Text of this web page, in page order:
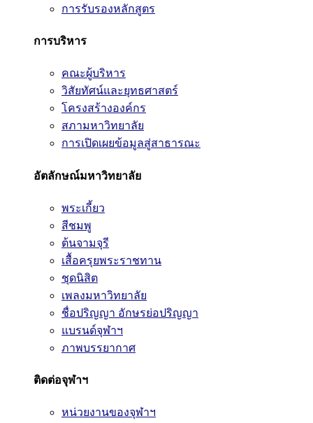
การรับรองหลักสูตร
การบริหาร
คณะผู้บริหาร
วิสัยทัศน์และยุทธศาสตร์
โครงสร้างองค์กร
สภามหาวิทยาลัย
การเปิดเผยข้อมูลสู่สาธารณะ
อัตลักษณ์มหาวิทยาลัย
พระเกี้ยว
สีชมพู
ต้นจามจุรี
เสื้อครุยพระราชทาน
ชุดนิสิต
เพลงมหาวิทยาลัย
ชื่อปริญญา อักษรย่อปริญญา
แบรนด์จุฬาฯ
ภาพบรรยากาศ
ติดต่อจุฬาฯ
หน่วยงานของจุฬาฯ